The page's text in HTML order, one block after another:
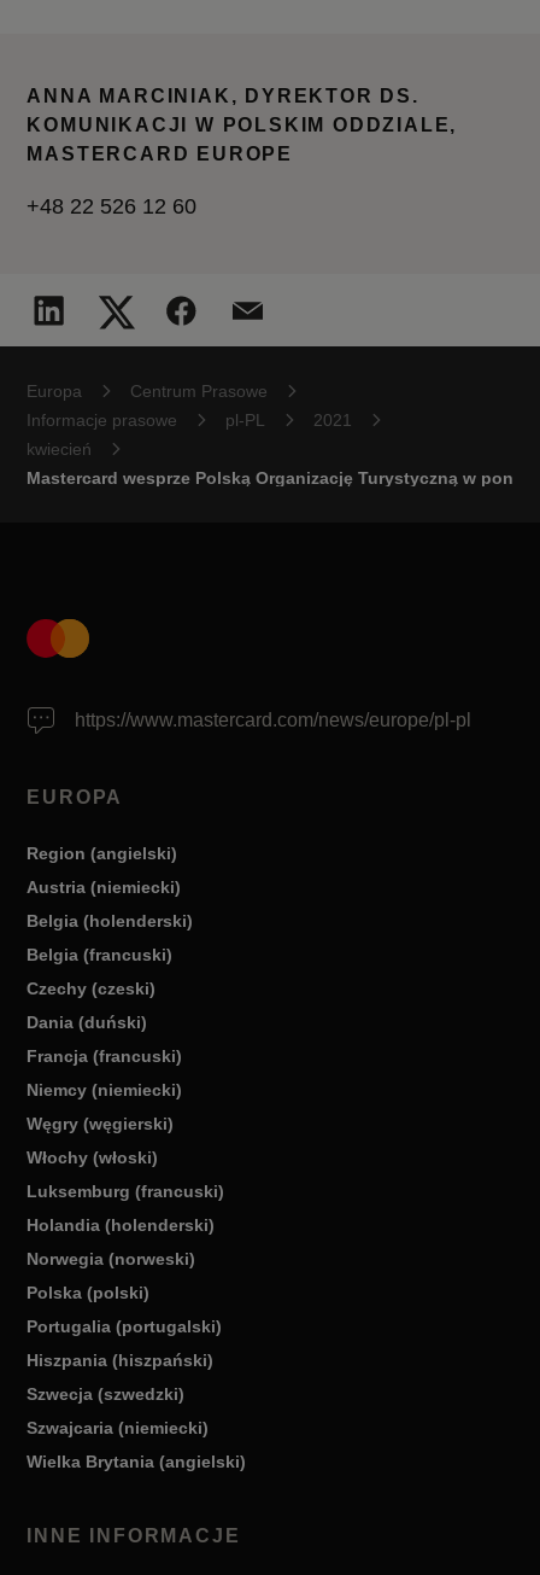
ANNA MARCINIAK, DYREKTOR DS.
KOMUNIKACJI W POLSKIM ODDZIALE,
MASTERCARD EUROPE
+48 22 526 12 60
Europa
Centrum Prasowe
Informacje prasowe
pl-PL
2021
kwiecień
Mastercard wesprze Polską Organizację Turystyczną w
https://www.mastercard.com/news/europe/pl-pl
EUROPA
Region (angielski)
Austria (niemiecki)
Belgia (holenderski)
Belgia (francuski)
Czechy (czeski)
Dania (duński)
Francja (francuski)
Niemcy (niemiecki)
Węgry (węgierski)
Włochy (włoski)
Luksemburg (francuski)
Holandia (holenderski)
Norwegia (norweski)
Polska (polski)
Portugalia (portugalski)
Hiszpania (hiszpański)
Szwecja (szwedzki)
Szwajcaria (niemiecki)
Wielka Brytania (angielski)
INNE INFORMACJE